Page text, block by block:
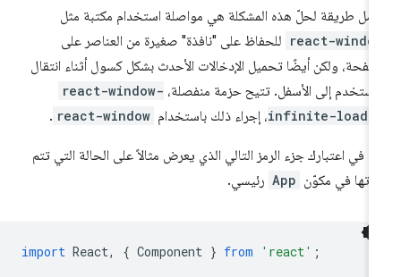
طريقة لحلّ هذه المشكلة هي مواصلة استخدام مكتبة مثل
react- للحفاظ على "نافذة" صغيرة من العناصر على
ولكن أيضًا تحميل الإدخالات الأحدث بشكل كسول أثناء انتقال
إلى الأسفل. تتيح حزمة منفصلة،react-window-
infinite-، إجراء ذلك باستخدام react-window
.
في اعتبارك جزء الرمز التالي الذي يعرض مثالاً على الحالة التي تتم
في مكوّن App رئيسي.
import React { Component } from 'react'